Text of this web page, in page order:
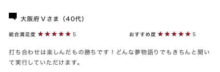
大阪府Ｖさま（40代）
総合満足度 5 おすすめ度 5
打ち合わせは楽しんだもの勝ちです！どんな夢物語りでもきちんと聞い
て実行していただけます。